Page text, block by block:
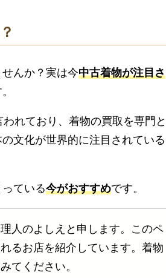
んか？実は今中古着物が注目さ
れており、着物の買取を専門と
文化が世界的に注目されている
ている今がおすすめです。
人のよしえと申します。このペ
るお店を紹介しています。着物
てください。